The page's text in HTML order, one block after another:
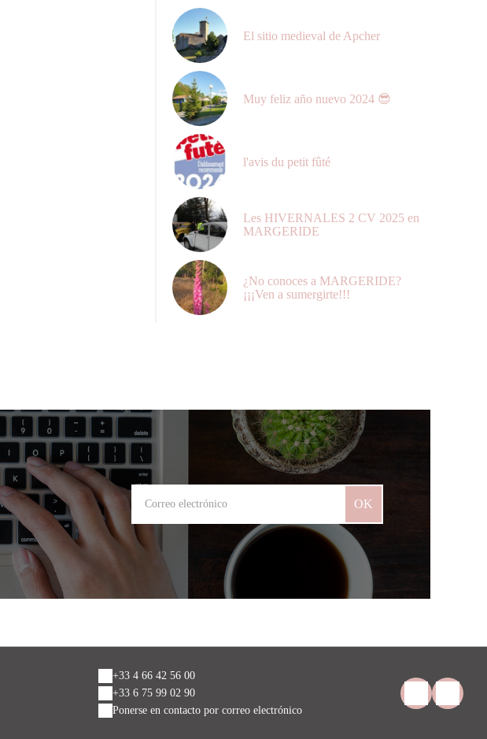
El sitio medieval de Apcher
Muy feliz año nuevo 2024 😎
l'avis du petit fûté
Les HIVERNALES 2 CV 2025 en
MARGERIDE
¿No conoces a MARGERIDE?
¡¡¡Ven a sumergirte!!!
OK
+33 4 66 42 56 00
+33 6 75 99 02 90
Ponerse en contacto por correo electrónico